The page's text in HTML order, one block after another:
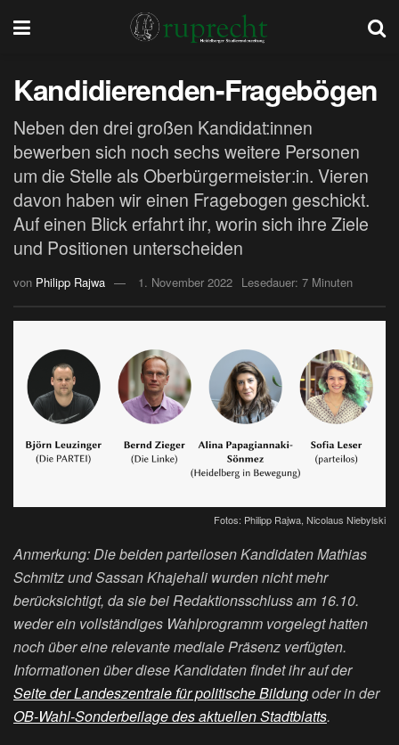
Kandidierenden-Fragebögen
Neben den drei großen Kandidat:innen
bewerben sich noch sechs weitere Personen
um die Stelle als Oberbürgermeister:in. Vieren
davon haben wir einen Fragebogen geschickt.
Auf einen Blick erfahrt ihr, worin sich ihre Ziele
und Positionen unterscheiden
von Philipp Rajwa 1. November 2022 Lesedauer: 7 Minuten
Fotos: Philipp Rajwa, Nicolaus Niebylski
Anmerkung: Die beiden parteilosen Kandidaten Mathias
Schmitz und Sassan Khajehali wurden nicht mehr
berücksichtigt, da sie bei Redaktionsschluss am 16.10.
weder ein vollständiges Wahlprogramm vorgelegt hatten
noch über eine relevante mediale Präsenz verfügten.
Informationen über diese Kandidaten findet ihr auf der
Seite der Landeszentrale für politische Bildungoder in der
OB-Wahl-Sonderbeilage des aktuellen Stadtblatts.